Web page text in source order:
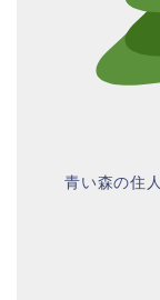
青い森の住人